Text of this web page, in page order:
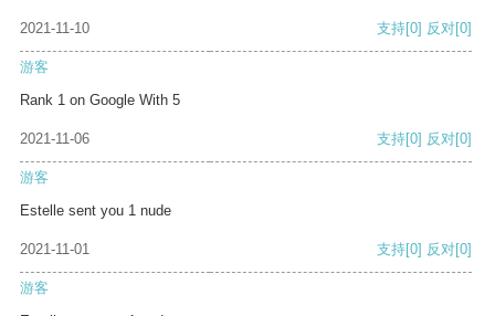
2021-11-10 支持[0] 反对[0]
游客
Rank 1 on Google With 5
2021-11-06 支持[0] 反对[0]
游客
Estelle sent you 1 nude
2021-11-01 支持[0] 反对[0]
游客